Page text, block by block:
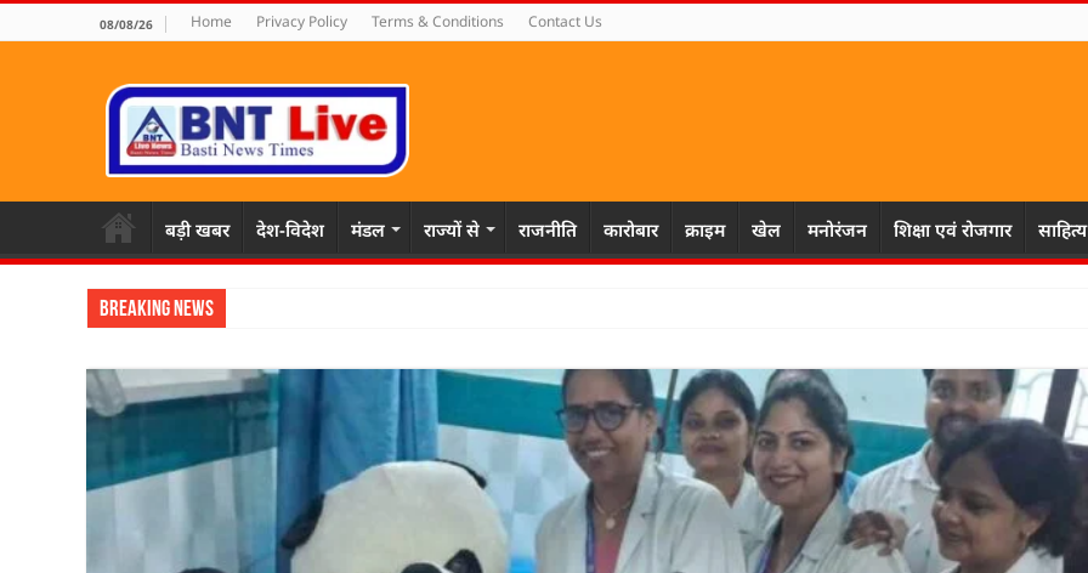
08/08/26 Home Privacy Policy Terms & Conditions Contact Us
बड़ी खबर देश-विदेश मंडल राज्यों से राजनीति कारोबार क्राइम खेल मनोरंजन शिक्षा एवं रोजगार साहित्य
Breaking News